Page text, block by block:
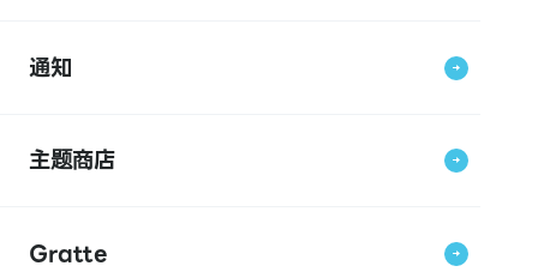
通知
主题商店
Gratte